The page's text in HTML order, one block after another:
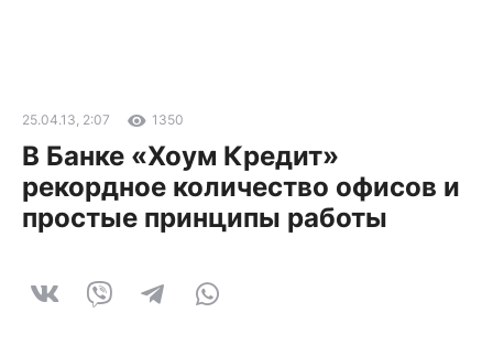
25.04.13, 2:07 1350
В Банке «Хоум Кредит»
рекордное количество офисов и
простые принципы работы